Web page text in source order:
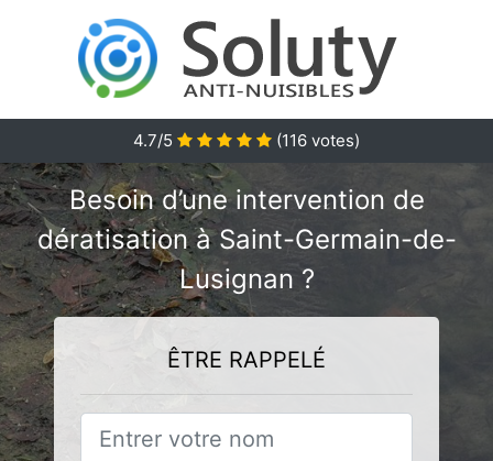
4.7/5 (116 votes)
Besoin d’une intervention de
dératisation à Saint-Germain-de-
Lusignan ?
ÊTRE RAPPELÉ